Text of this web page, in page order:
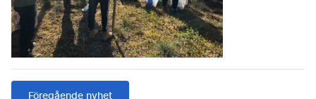
Föregående nyhet